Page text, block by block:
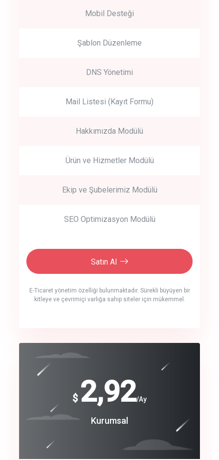
Mobil Desteği
Şablon Düzenleme
DNS Yönetimi
Mail Listesi (Kayıt Formu)
Hakkımızda Modülü
Ürün ve Hizmetler Modülü
Ekip ve Şubelerimiz Modülü
SEO Optimizasyon Modülü
Satın Al
E-Ticaret yönetim özelliği bulunmaktadır. Sürekli büyüyen bir
kitleye ve çevrimiçi varlığa sahip siteler için mükemmel.
crm auto cync
track energy costs
$ 2,92/Ay
Kurumsal
$
240
Coroprate